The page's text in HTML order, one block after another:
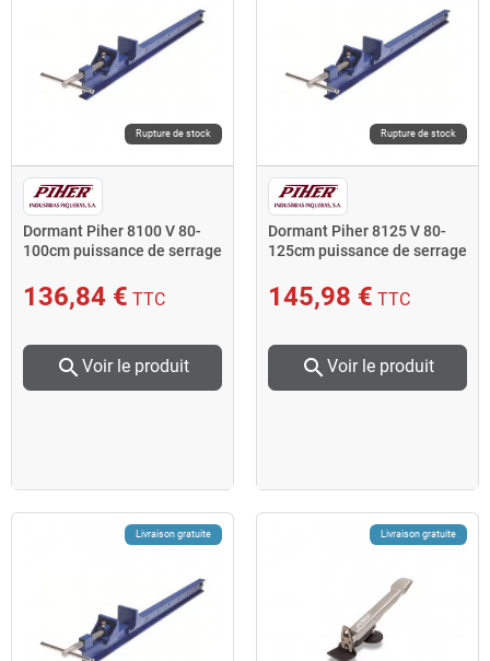
Rupture de stock
Dormant Piher 8100 V 80-
100cm puissance de serrage
136,84 € TTC
search Voir le produit
Rupture de stock
Dormant Piher 8125 V 80-
125cm puissance de serrage
145,98 € TTC
search Voir le produit
Livraison gratuite Livraison gratuite